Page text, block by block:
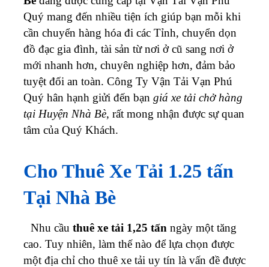
Quý mang đến nhiều tiện ích giúp bạn mỗi khi
cần chuyển hàng hóa đi các Tỉnh, chuyển dọn
đồ đạc gia đình, tài sản từ nơi ở cũ sang nơi ở
mới nhanh hơn, chuyên nghiệp hơn, đảm bảo
tuyệt đối an toàn. Công Ty Vận Tải Vạn Phú
Quý hân hạnh giửi đến bạn giá xe tải chở hàng
tại Huyện Nhà Bè, rất mong nhận được sự quan
tâm của Quý Khách.
Cho Thuê Xe Tải 1.25 tấn
Tại Nhà Bè
Nhu cầu thuê xe tải 1,25 tấn ngày một tăng
cao. Tuy nhiên, làm thế nào để lựa chọn được
một địa chỉ cho thuê xe tải uy tín là vấn đề được